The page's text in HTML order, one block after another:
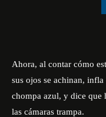
Ahora, al contar cómo
sus ojos se achinan,
chompa azul, y dice que
las cámaras trampa.